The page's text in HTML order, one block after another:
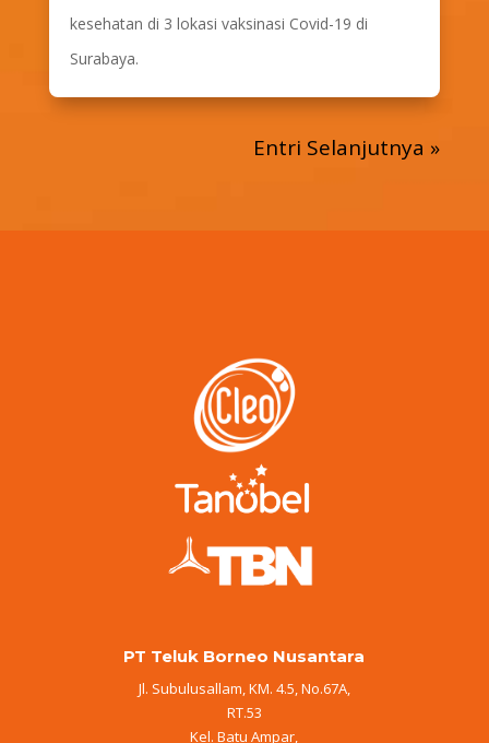
kesehatan di 3 lokasi vaksinasi Covid-19 di
Surabaya.
Entri Selanjutnya »
PT Teluk Borneo Nusantara
Jl. Subulusallam, KM. 4.5, No.67A,
RT.53
Kel. Batu Ampar,